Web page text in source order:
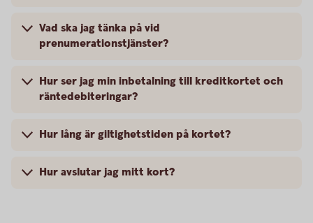
Vad ska jag tänka på vid
prenumerationstjänster?
Hur ser jag min inbetalning till kreditkortet och
räntedebiteringar?
Hur lång är giltighetstiden på kortet?
Hur avslutar jag mitt kort?